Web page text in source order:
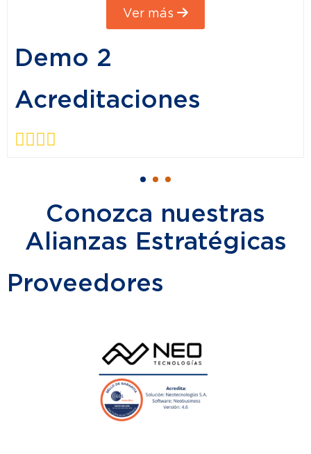
Ver más
Demo 2
Acreditaciones
Conozca nuestras
Alianzas Estratégicas
Proveedores